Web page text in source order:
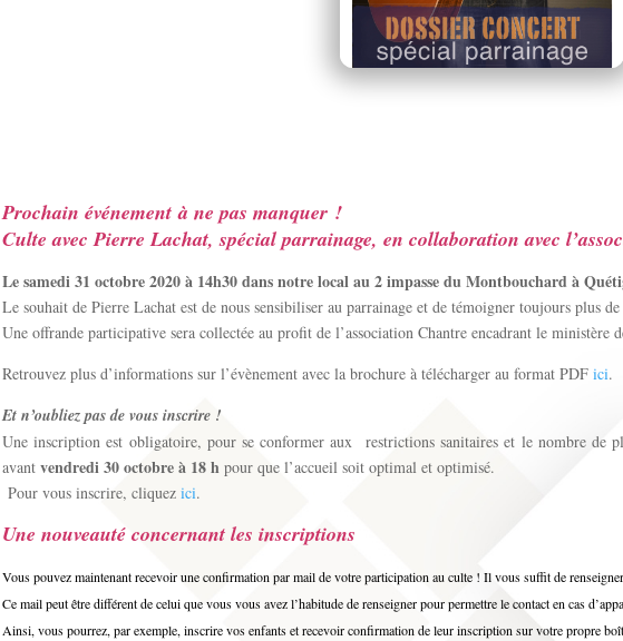
Prochain événement à ne pas manquer !
Culte avec Pierre Lachat, spécial parrainage, en collaboration avec
Le samedi 31 octobre 2020 à 14h30 dans notre local au 2 impasse du Montbouchard à
Le souhait de Pierre Lachat est de nous sensibiliser au parrainage et de témoigner toujours plus de
Une offrande participative sera collectée au profit de l’association Chantre encadrant le ministère
Retrouvez plus d’informations sur l’évènement avec la brochure à télécharger au format PDF ici.
Et n’oubliez pas de vous inscrire !
Une inscription est obligatoire, pour se conformer aux restrictions sanitaires et le nombre de
avant vendredi 30 octobre à 18 hpour que l’accueil soit optimal et optimisé.
Pour vous inscrire, cliquez ici.
Une nouveauté concernant les inscriptions
Vous pouvez maintenant recevoir une confirmation par mail de votre participation au culte ! Il vous suffit de
Ce mail peut être différent de celui que vous vous avez l’habitude de renseigner pour permettre le contact en cas
Ainsi, vous pourrez, par exemple, inscrire vos enfants et recevoir confirmation de leur inscription sur votre propre